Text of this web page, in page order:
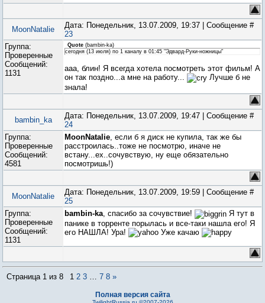
MoonNatalie
Дата: Понедельник, 13.07.2009, 19:37 | Сообщение #
23
Группа:
Проверенные
Сообщений:
1131
Quote (bambin-ka)
сегодня (13 июля) по 1 каналу в 01:45 "Эдвард-Руки-ножницы"
ааа, блин! Я всегда хотела посмотреть этот фильм! А
он так поздно...а мне на работу...
Лучше б не
знала!
bambin_ka
Дата: Понедельник, 13.07.2009, 19:47 | Сообщение #
24
Группа:
Проверенные
Сообщений:
4581
MoonNatalie, если б я диск не купила, так же бы
расстроилась..тоже не посмотрю, иначе не
встану...ех..сочувствую, ну еще обязательно
посмотришь!)
MoonNatalie
Дата: Понедельник, 13.07.2009, 19:59 | Сообщение #
25
Группа:
Проверенные
Сообщений:
1131
bambin-ka, спасибо за сочувствие!
Я тут в
панике в торренте порылась и все-таки нашла его! Я
его НАШЛА! Ура!
Уже качаю
Страница 1 из 8 1 2 3 … 7 8 »
Полная версия сайта